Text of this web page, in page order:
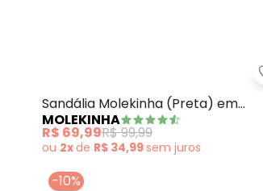
Sandália Molekinha (Preta) em
Sintético
MOLEKINHA
R$ 69,99R$ 99,99
ou 2xde R$ 34,99sem juros
-10%